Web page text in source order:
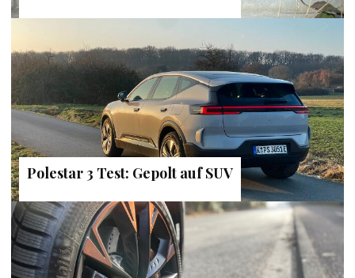
Polestar 3 Test: Gepolt auf SUV